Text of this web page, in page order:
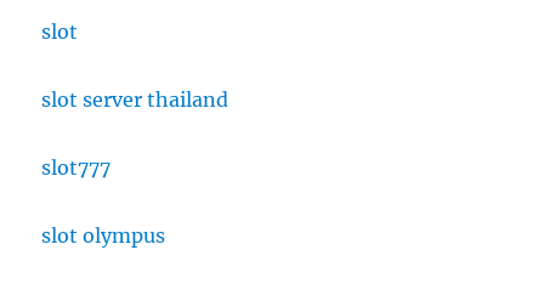
slot
slot server thailand
slot777
slot olympus